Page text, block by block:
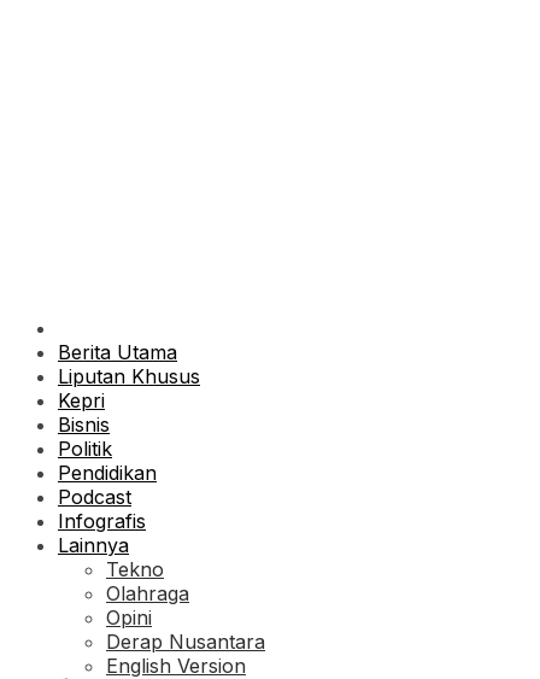
Berita Utama
Liputan Khusus
Kepri
Bisnis
Politik
Pendidikan
Podcast
Infografis
Lainnya
Tekno
Olahraga
Opini
Derap Nusantara
English Version